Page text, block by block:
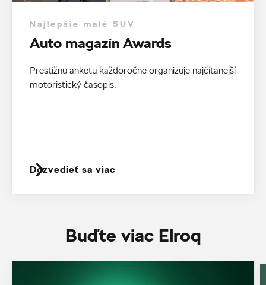
Najlepšie malé SUV
Auto magazín Awards
Prestížnu anketu každoročne organizuje najčítanejší
motoristický časopis.
Dozvedieť sa viac
Buďte viac Elroq